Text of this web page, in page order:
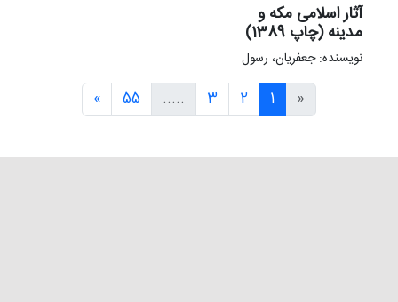
آثار اسلامی مکه و
مدینه (چاپ 1389)
نویسنده: جعفریان، رسول
«
1
2
3
.....
55
»